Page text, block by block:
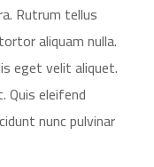
Rutrum tellus
aliquam nulla.
eget velit aliquet.
Quis eleifend
nunc pulvinar